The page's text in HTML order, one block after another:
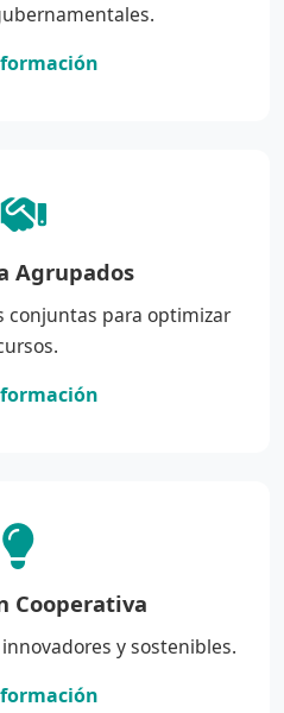
Agrupados
conjuntas para optimizar
Cooperativa
y sostenibles.